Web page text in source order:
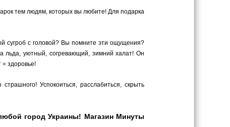
тем людям, которых вы любите! Для подарка
сугроб с головой? Вы помните эти ощущения?
льда, уютный, согревающий, зимний халат! Он
здоровье!
Успокоиться, расслабиться, скрыть
город Украины! Магазин Минуты